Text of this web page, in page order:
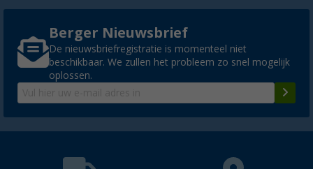
Berger Nieuwsbrief
De nieuwsbriefregistratie is momenteel niet
beschikbaar. We zullen het probleem zo snel mogelijk
oplossen.